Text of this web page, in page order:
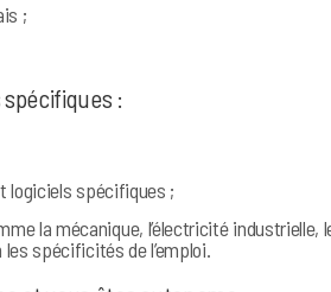
;
:
logiciels spécifiques ;
la mécanique, l’électricité industrielle,
les spécificités de l’emploi.